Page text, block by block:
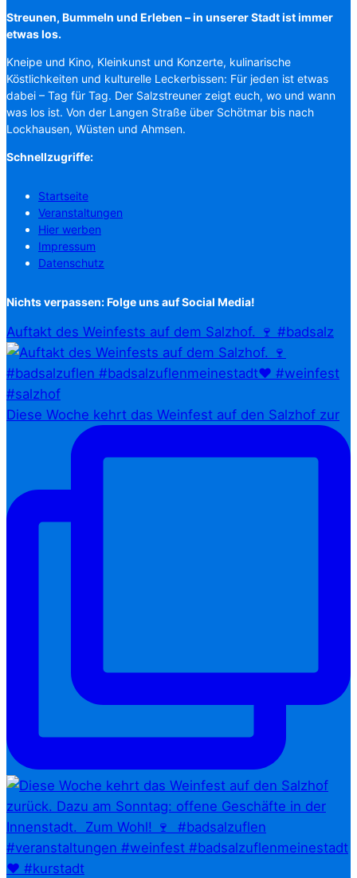
Streunen, Bummeln und Erleben – in unserer Stadt ist immer
etwas los.
Kneipe und Kino, Kleinkunst und Konzerte, kulinarische
Köstlichkeiten und kulturelle Leckerbissen: Für jeden ist etwas
dabei – Tag für Tag. Der Salzstreuner zeigt euch, wo und wann
was los ist. Von der Langen Straße über Schötmar bis nach
Lockhausen, Wüsten und Ahmsen.
Schnellzugriffe:
Startseite
Veranstaltungen
Hier werben
Impressum
Datenschutz
Nichts verpassen: Folge uns auf Social Media!
Auftakt des Weinfests auf dem Salzhof. 🍷 #badsalz
Diese Woche kehrt das Weinfest auf den Salzhof zur